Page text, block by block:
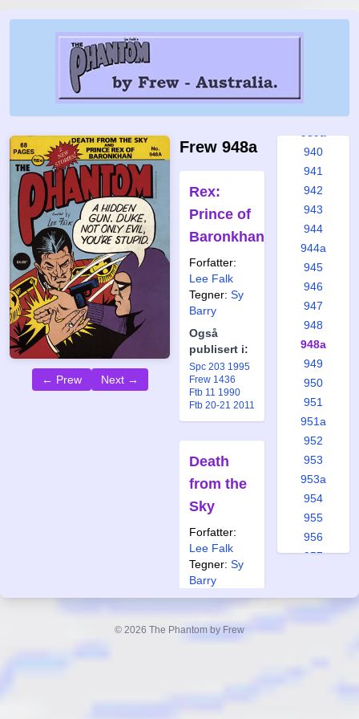
← Prew Next →
Frew 948a
Rex:
Prince of
Baronkhan
Forfatter:
Lee Falk
Tegner: Sy
Barry
Også
publisert i:
Spc 203 1995
Frew 1436
Ftb 11 1990
Ftb 20-21 2011
Death
from the
Sky
Forfatter:
Lee Falk
Tegner: Sy
Barry
Også
Spc 218 1997
935
935a
940
941
942
943
944
944a
945
946
947
948
948a
949
950
951
951a
952
953
953a
954
955
956
957
© 2026 The Phantom by Frew